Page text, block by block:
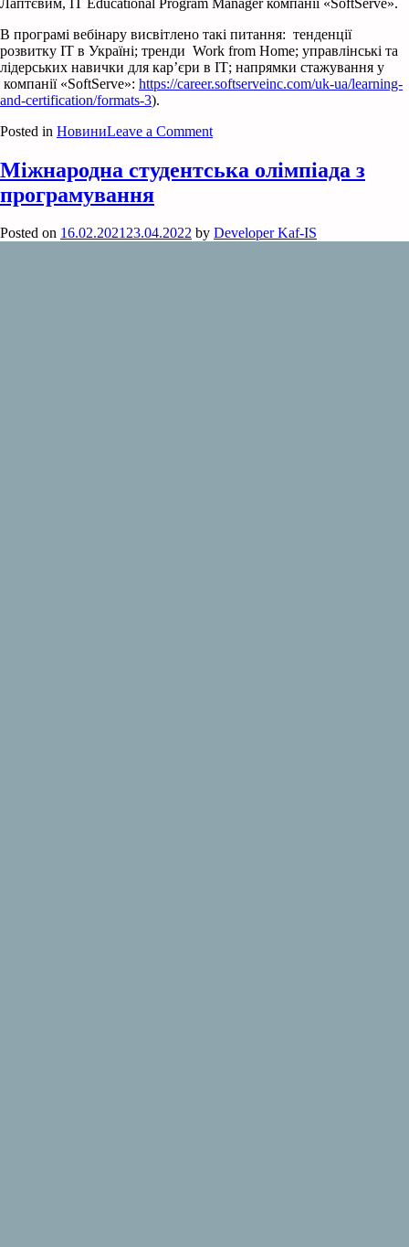
В програмі вебінару висвітлено такі питання: тенденції
розвитку ІТ в Україні; тренди Work from Home; управлінські та
лідерських навички для кар’єри в ІТ; напрямки стажування у
компанії «SoftServe»: https://career.softserveinc.com/uk-ua/learning-
and-certification/formats-3).
Posted in НовиниLeave a Commenton
insights
Talents»
Міжнародна студентська олімпіада з
програмування
Posted on 16.02.202123.04.2022 by Developer Kaf-IS